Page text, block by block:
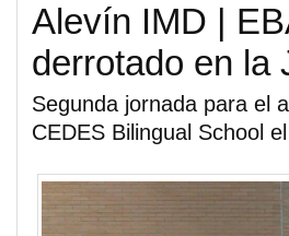
Alevín IMD |
derrotado en la
Segunda jornada para el
CEDES Bilingual School